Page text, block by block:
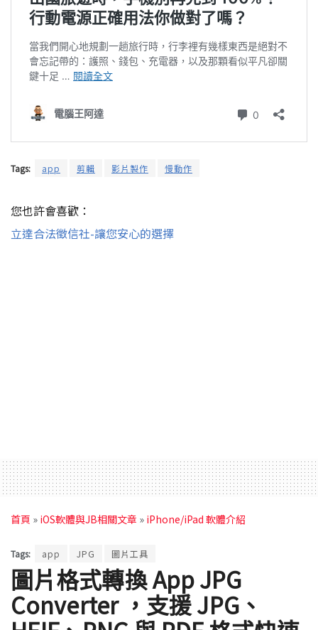
Tags: app 剪輯 影片製作 慢動作
您也許會喜歡：
立達合法徵信社-讓您安心的選擇
首頁 » iOS軟體與JB相關文章 » iPhone/iPad 軟體介紹
Tags: app JPG 圖片工具
圖片格式轉換 App JPG
Converter ，支援 JPG、